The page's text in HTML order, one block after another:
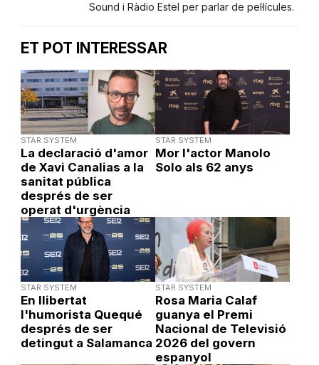
Sound i Ràdio Estel per parlar de pel·lícules.
ET POT INTERESSAR
STAR SYSTEM
La declaració d'amor
de Xavi Canalias a la
sanitat pública
després de ser
operat d'urgència
STAR SYSTEM
Mor l'actor Manolo
Solo als 62 anys
STAR SYSTEM
En llibertat
l'humorista Quequé
després de ser
detingut a Salamanca
STAR SYSTEM
Rosa Maria Calaf
guanya el Premi
Nacional de Televisió
2026 del govern
espanyol